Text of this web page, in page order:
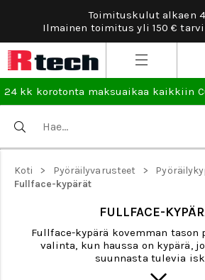
Toimituskulut alkaen
Ilmainen toimitus yli 150 €
24 kk korotonta maksuaikaa kaikkiin
Koti > Pyöräilyvarusteet >
Fullface-kypärät
FULLFACE-
Fullface-kypärä kovemman tason
valinta, kun haussa on kypärä,
suunnasta tulevia